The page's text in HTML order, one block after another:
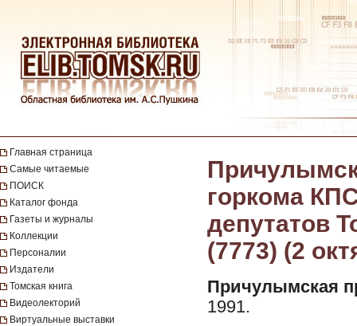
Главная страница
Самые читаемые
ПОИСК
Каталог фонда
Газеты и журналы
Коллекции
Персоналии
Издатели
Томская книга
Видеолекторий
Виртуальные выставки
горкома
депутатов
(7773) (2
Причулымская
1991.